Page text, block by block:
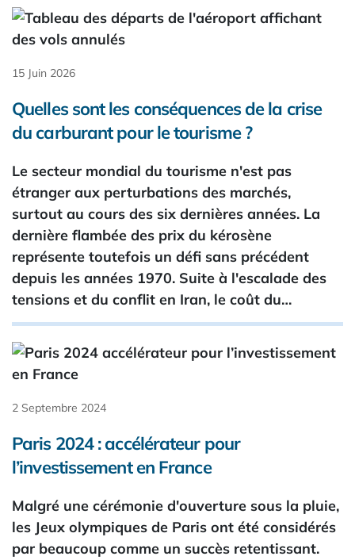
15 Juin 2026
Quelles sont les conséquences de la crise
du carburant pour le tourisme ?
Le secteur mondial du tourisme n'est pas
étranger aux perturbations des marchés,
surtout au cours des six dernières années. La
dernière flambée des prix du kérosène
représente toutefois un défi sans précédent
depuis les années 1970. Suite à l'escalade des
tensions et du conflit en Iran, le coût du…
2 Septembre 2024
Paris 2024 : accélérateur pour
l’investissement en France
Malgré une cérémonie d'ouverture sous la pluie,
les Jeux olympiques de Paris ont été considérés
par beaucoup comme un succès retentissant.